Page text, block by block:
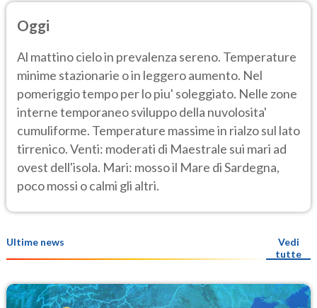
Oggi
Al mattino cielo in prevalenza sereno. Temperature
minime stazionarie o in leggero aumento. Nel
pomeriggio tempo per lo piu' soleggiato. Nelle zone
interne temporaneo sviluppo della nuvolosita'
cumuliforme. Temperature massime in rialzo sul lato
tirrenico. Venti: moderati di Maestrale sui mari ad
ovest dell'isola. Mari: mosso il Mare di Sardegna,
poco mossi o calmi gli altri.
Ultime news
Vedi
tutte